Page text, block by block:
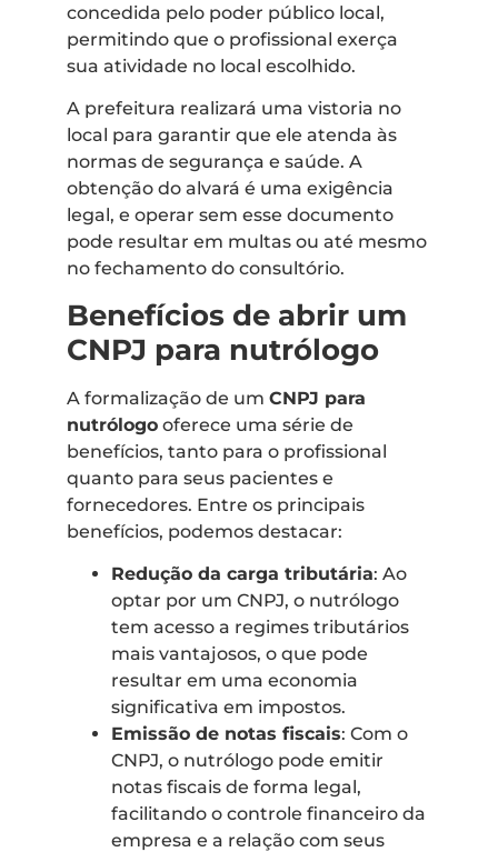
concedida pelo poder público local,
permitindo que o profissional exerça
sua atividade no local escolhido.
A prefeitura realizará uma vistoria no
local para garantir que ele atenda às
normas de segurança e saúde. A
obtenção do alvará é uma exigência
legal, e operar sem esse documento
pode resultar em multas ou até mesmo
no fechamento do consultório.
Benefícios de abrir um
CNPJ para nutrólogo
A formalização de um CNPJ para
nutrólogo oferece uma série de
benefícios, tanto para o profissional
quanto para seus pacientes e
fornecedores. Entre os principais
benefícios, podemos destacar:
Redução da carga tributária: Ao
optar por um CNPJ, o nutrólogo
tem acesso a regimes tributários
mais vantajosos, o que pode
resultar em uma economia
significativa em impostos.
Emissão de notas fiscais: Com o
CNPJ, o nutrólogo pode emitir
notas fiscais de forma legal,
facilitando o controle financeiro da
empresa e a relação com seus